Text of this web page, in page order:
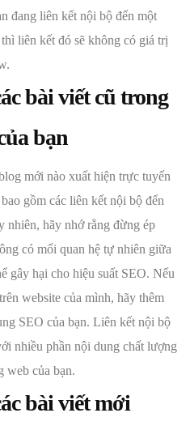
đang liên kết nội bộ đến một
liên kết đó sẽ không có giá trị
bài viết cũ trong
bạn
mới nào xuất hiện trực tuyến
gồm các liên kết nội bộ đến
nhiên, hãy nhớ rằng đừng ép
có mối quan hệ tự nhiên giữa
gây hại cho hiệu suất SEO. Nếu
website của mình, hãy thêm
SEO của bạn. Liên kết nội bộ
nhiều phần nội dung chất lượng
web của bạn.
bài viết mới